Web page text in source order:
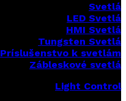
Svetlá
LED Svetlá
HMI Svetlá
Tungsten Svetlá
Príslušenstvo k svetlám
Zábleskové svetlá
Light Control